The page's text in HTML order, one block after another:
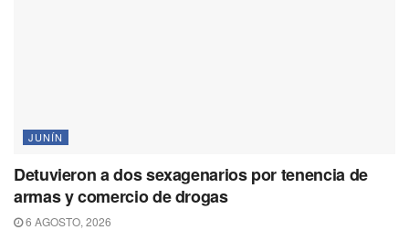
JUNÍN
Detuvieron a dos sexagenarios por tenencia de
armas y comercio de drogas
6 AGOSTO, 2026